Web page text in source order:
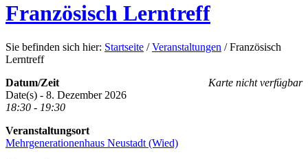
Französisch Lerntreff
Sie befinden sich hier: Startseite / Veranstaltungen / Französisch
Lerntreff
Karte nicht verfügbar
Datum/Zeit
Date(s) - 8. Dezember 2026
18:30 - 19:30
Veranstaltungsort
Mehrgenerationenhaus Neustadt (Wied)